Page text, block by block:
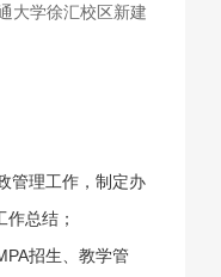
大学徐汇校区新建
管理工作，制定办
总结；
招生、教学管